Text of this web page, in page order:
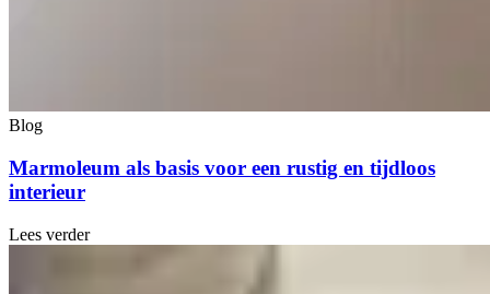
Blog
Marmoleum als basis voor een rustig en tijdloos
interieur
Lees verder